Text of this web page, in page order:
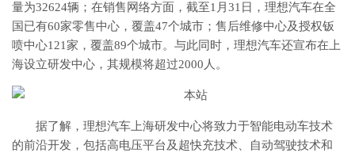
量为32624辆；在销售网络方面，截至1月31日，理想汽车在全
国已有60家零售中心，覆盖47个城市；售后维修中心及授权钣
喷中心121家，覆盖89个城市。与此同时，理想汽车还宣布在上
海设立研发中心，其规模将超过2000人。
据了解，理想汽车上海研发中心将致力于智能电动车技术
的前沿开发，包括高电压平台及超快充技术、自动驾驶技术和